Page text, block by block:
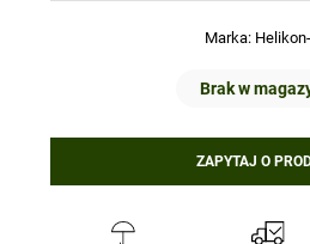
Marka:
Brak w
ZAPYTAJ O